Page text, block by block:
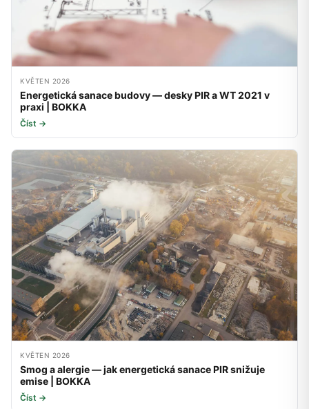
KVĚTEN 2026
Energetická sanace budovy — desky PIR a WT 2021 v
praxi | BOKKA
Číst →
KVĚTEN 2026
Smog a alergie — jak energetická sanace PIR snižuje
emise | BOKKA
Číst →